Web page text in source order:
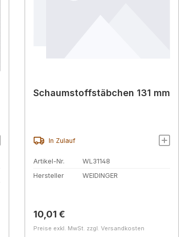
Schaumstoffstäbchen 131 mm
In Zulauf
Artikel-Nr.
WL31148
Hersteller
WEIDINGER
Regulärer Preis:
10,01 €
Preise exkl. MwSt. zzgl. Versandkosten